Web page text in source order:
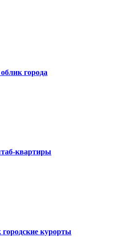
города
квартиры
городские курорты